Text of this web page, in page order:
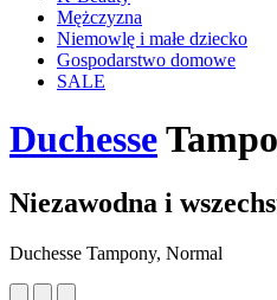
Mężczyzna
Niemowlę i małe dziecko
Gospodarstwo domowe
SALE
Duchesse
Niezawodna i
Duchesse Tampony, Normal